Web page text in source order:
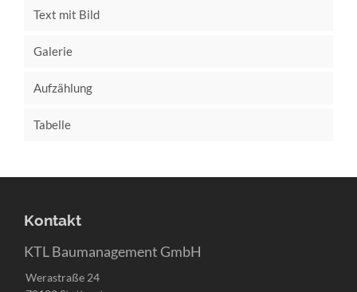
Text mit Bild
Galerie
Aufzählung
Tabelle
Kontakt
KTL Baumanagement GmbH
Werastraße 24